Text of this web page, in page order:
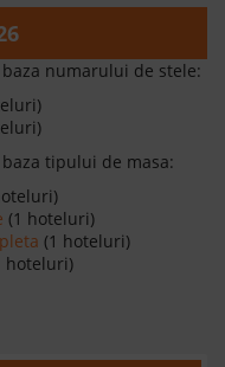
numarului de stele:
tipului de masa:
(1 hoteluri)
(1 hoteluri)
hoteluri)